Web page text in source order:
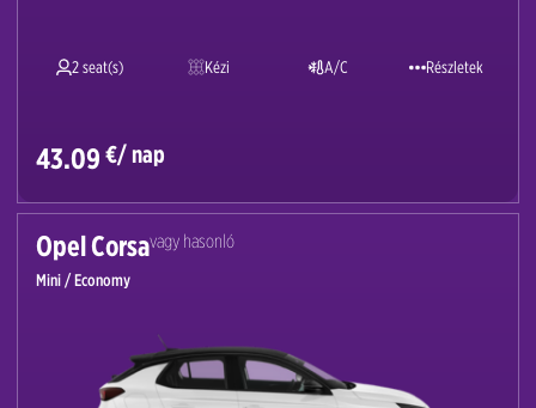
2 seat(s) Kézi A/C Részletek
43.09 €/ nap
Opel Corsavagy hasonló
Mini / Economy